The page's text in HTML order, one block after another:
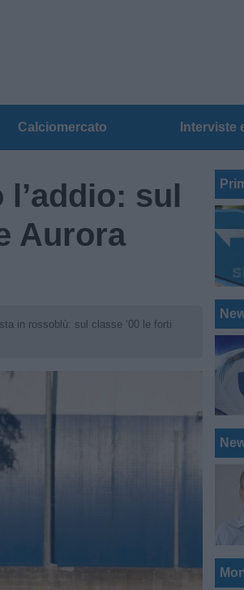
Calciomercato Interviste
sul
Aurora
in rossoblù: sul classe ‘00 le forti